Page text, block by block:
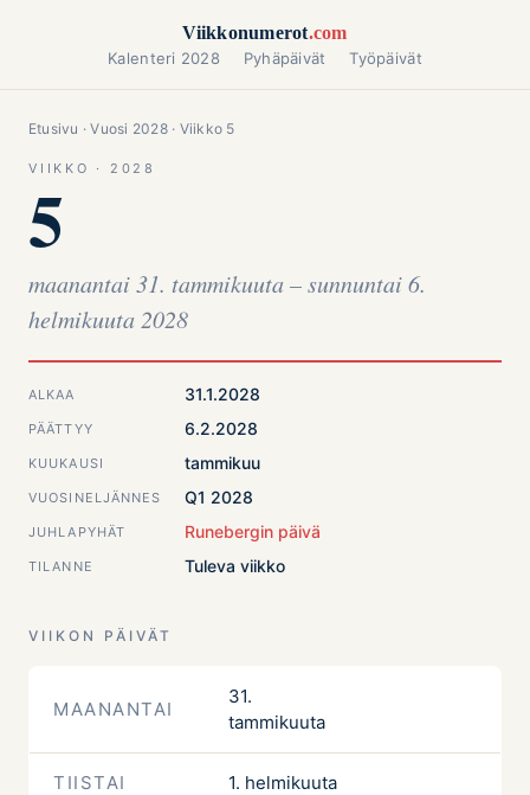
Viikkonumerot.com
Kalenteri 2028 Pyhäpäivät Työpäivät
Etusivu ·Vuosi 2028· Viikko 5
VIIKKO · 2028
5
maanantai 31. tammikuuta – sunnuntai 6.
helmikuuta 2028
ALKAA 31.1.2028
PÄÄTTYY 6.2.2028
KUUKAUSI tammikuu
VUOSINELJÄNNES Q1 2028
JUHLAPYHÄT Runebergin päivä
TILANNE Tuleva viikko
VIIKON PÄIVÄT
MAANANTAI
31.
tammikuuta
TIISTAI 1. helmikuuta